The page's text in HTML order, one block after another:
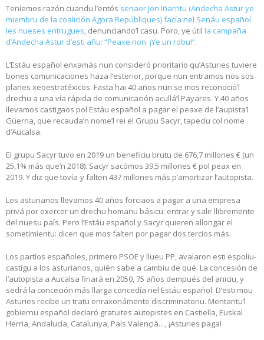
Teníemos razón cuandu l’entós senaor Jon Iñarritu (Andecha Astur ye
miembru de la coalición Agora Repúbliques) facía nel Senáu español
les nueses entrugues, denunciando’l casu. Poro, ye útil la campaña
d’Andecha Astur d’esti añu: “Peaxe non. ¡Ye un robu!”.
L’Estáu español enxamás nun consideró prioritario qu’Asturies tuviere
bones comunicaciones haza l’esterior, porque nun entramos nos sos
planes xeoestratéxicos. Fasta hai 40 años nun se mos reconoció’l
drechu a una vía rápida de comunicación acullá’l Payares. Y 40 años
llevamos castigaos pol Estáu español a pagar el peaxe de l’aupista’l
Güerna, que recauda’n nome’l rei el Grupu Sacyr, tapecíu col nome
d’Aucalsa.
El grupu Sacyr tuvo en 2019 un beneficiu brutu de 676,7 millones € (un
25,1% más que’n 2018). Sacyr sacómos 39,5 millones € pol peax en
2019. Y diz que tovía-y falten 437 millones más p’amortizar l’autopista.
Los asturianos llevamos 40 años forciaos a pagar a una empresa
privá por exercer un drechu homanu básicu: entrar y salir llibremente
del nuesu país. Pero l’Estáu español y Sacyr quieren allongar el
sometimientu: dicen que mos falten por pagar dos tercios más.
Los partíos españoles, primero PSOE y llueu PP, avalaron esti espoliu-
castigu a los asturianos, quién sabe a cambiu de qué. La concesión de
l’autopista a Aucalsa finará en 2050, 75 años dempués del aniciu, y
sedrá la conceción más llarga concedía nel Estáu español. D’esti mou
Asturies recibe un tratu enraxonámente discriminatoriu. Mentantu’l
gobiernu español declaró gratuites autopistes en Castiella, Euskal
Herria, Andalucía, Catalunya, País Valençià…, ¡Asturies paga!